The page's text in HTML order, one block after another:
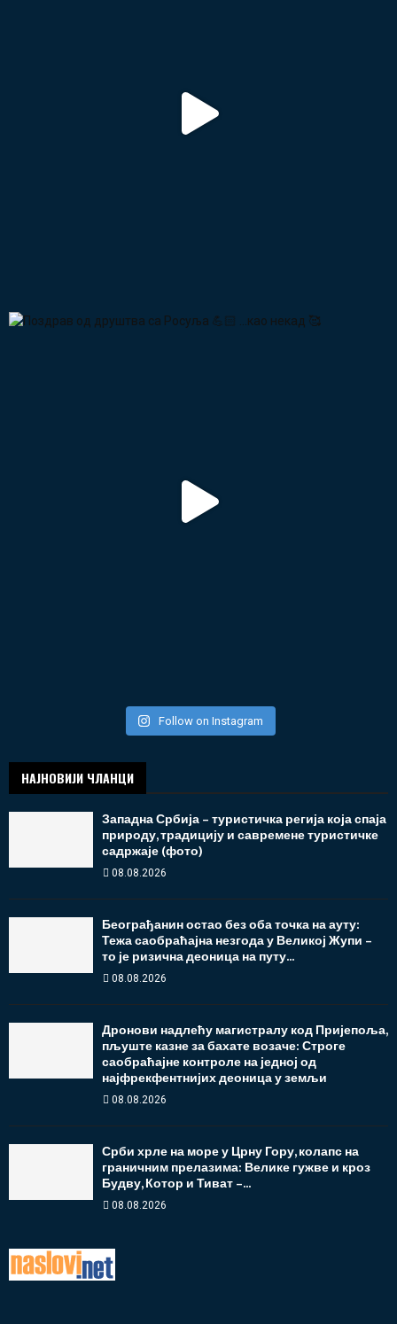
Follow on Instagram
НАЈНОВИЈИ ЧЛАНЦИ
Западна Србија – туристичка регија која спаја
природу, традицију и савремене туристичке
садржаје (фото)
08.08.2026
Београђанин остао без оба точка на ауту:
Тежа саобраћајна незгода у Великој Жупи –
то је ризична деоница на путу...
08.08.2026
Дронови надлећу магистралу код Пријепоља,
пљуште казне за бахате возаче: Строге
саобраћајне контроле на једној од
најфрекфентнијих деоница у земљи
08.08.2026
Срби хрле на море у Црну Гору, колапс на
граничним прелазима: Велике гужве и кроз
Будву, Котор и Тиват –...
08.08.2026